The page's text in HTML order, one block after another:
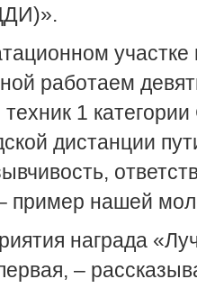
работаем
техник 1
дистанции
пример нашей
награда
–